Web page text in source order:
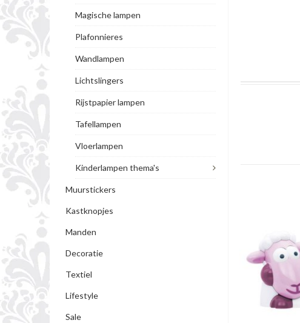
Magische lampen
Plafonnieres
Wandlampen
Lichtslingers
Rijstpapier lampen
Tafellampen
Vloerlampen
Kinderlampen thema's
Muurstickers
Kastknopjes
Manden
Decoratie
Textiel
Lifestyle
Sale